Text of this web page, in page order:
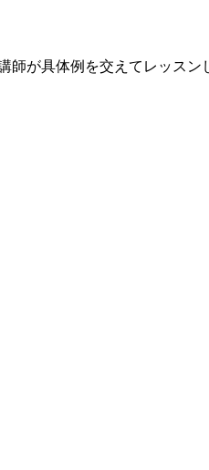
が具体例を交えてレッス